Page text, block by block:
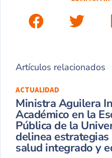
Artículos relacionados
ACTUALIDAD
Ministra Aguilera
Académico en la
Pública de la
delinea
salud integrado y